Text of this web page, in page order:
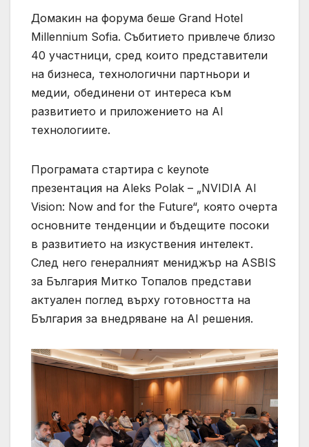
Домакин на форума беше Grand Hotel
Millennium Sofia. Събитието привлече близо
40 участници, сред които представители
на бизнеса, технологични партньори и
медии, обединени от интереса към
развитието и приложението на AI
технологиите.
Програмата стартира с keynote
презентация на Aleks Polak – „NVIDIA AI
Vision: Now and for the Future“, която очерта
основните тенденции и бъдещите посоки
в развитието на изкуствения интелект.
След него генералният мениджър на ASBIS
за България Митко Топалов представи
актуален поглед върху готовността на
България за внедряване на AI решения.